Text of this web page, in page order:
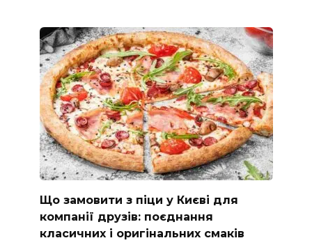
Що замовити з піци у Києві для
компанії друзів: поєднання
класичних і оригінальних смаків